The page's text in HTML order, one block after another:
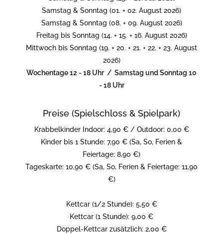
Samstag & Sonntag (01. + 02. August 2026)
Samstag & Sonntag (08. + 09. August 2026)
Freitag bis Sonntag (14. + 15. + 16. August 2026)
Mittwoch bis Sonntag (19. + 20. + 21. + 22. + 23. August
2026)
Wochentage 12 - 18 Uhr / Samstag und Sonntag 10
- 18 Uhr
Preise (Spielschloss & Spielpark)
Krabbelkinder Indoor: 4,90 € / Outdoor: 0,00 €
Kinder bis 1 Stunde: 7,90 € (Sa, So, Ferien &
Feiertage: 8,90 €)
Tageskarte: 10,90 € (Sa, So, Ferien & Feiertage: 11,90
€)
Kettcar (1/2 Stunde): 5,50 €
Kettcar (1 Stunde): 9,00 €
Doppel-Kettcar zusätzlich: 2,00 €